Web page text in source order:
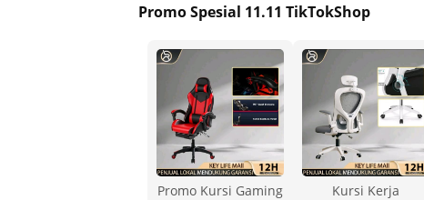
Promo Spesial 11.11 TikTokShop
Promo Kursi Gaming
Kursi Kerja